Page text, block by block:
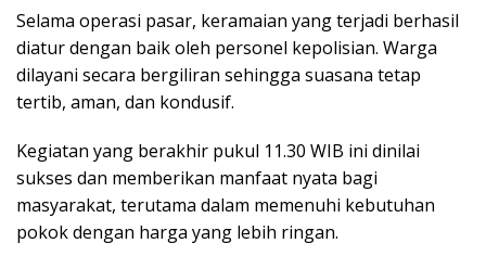
Selama operasi pasar, keramaian yang terjadi berhasil
diatur dengan baik oleh personel kepolisian. Warga
dilayani secara bergiliran sehingga suasana tetap
tertib, aman, dan kondusif.
Kegiatan yang berakhir pukul 11.30 WIB ini dinilai
sukses dan memberikan manfaat nyata bagi
masyarakat, terutama dalam memenuhi kebutuhan
pokok dengan harga yang lebih ringan.